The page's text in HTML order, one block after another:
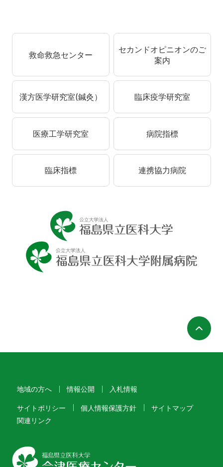
救命救急センター
セカンドオピニオンのご
案内
漢方医学研究室(鍼灸） 臨床疫学研究室
医療工学研究室 病院指標
臨床指標 連携協力病院
地域の方へ 情報公開 入札情報
サイトポリシー 個人情報保護方針
サイトマップ
関連リンク